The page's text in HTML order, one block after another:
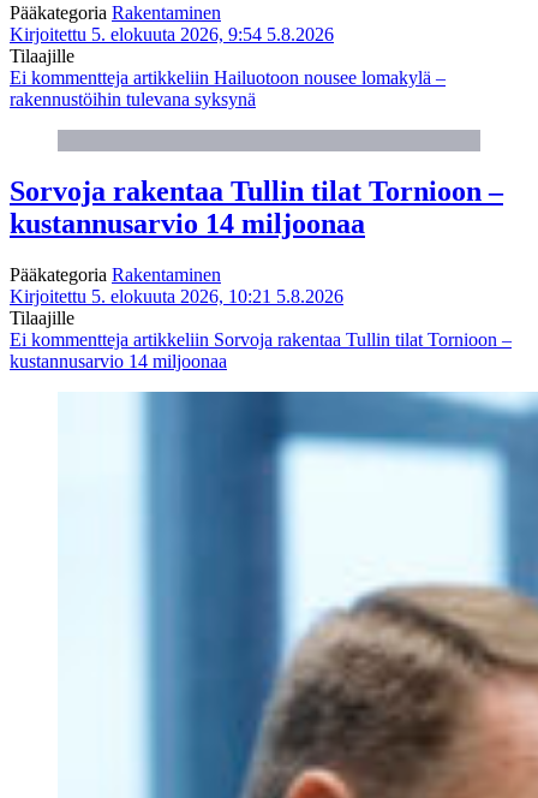
Pääkategoria Rakentaminen
Kirjoitettu 5. elokuuta 2026, 9:54 5.8.2026
Tilaajille
Ei kommentteja artikkeliin Hailuotoon nousee lomakylä –
rakennustöihin tulevana syksynä
Sorvoja rakentaa Tullin tilat Tornioon –
kustannusarvio 14 miljoonaa
Pääkategoria Rakentaminen
Kirjoitettu 5. elokuuta 2026, 10:21 5.8.2026
Tilaajille
Ei kommentteja artikkeliin Sorvoja rakentaa Tullin tilat Tornioon –
kustannusarvio 14 miljoonaa